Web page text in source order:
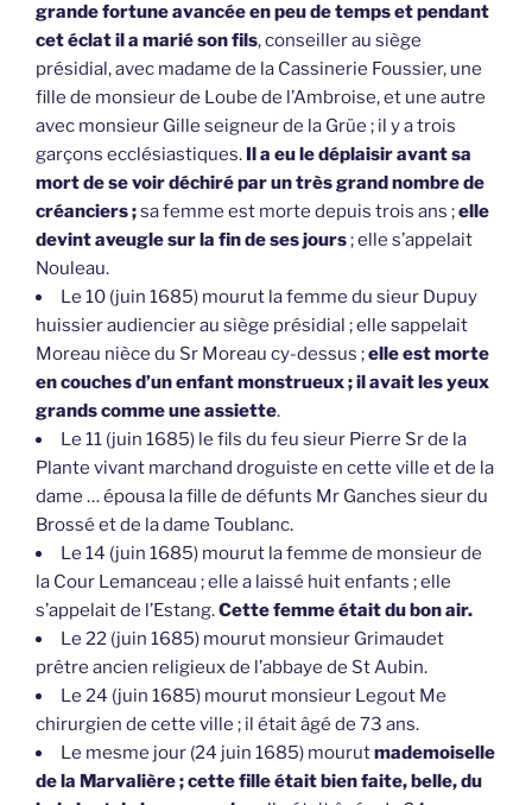
grande fortune avancée en peu de temps et pendant
cet éclat il a marié son fils, conseiller au siège
présidial, avec madame de la Cassinerie Foussier, une
fille de monsieur de Loube de l’Ambroise, et une autre
avec monsieur Gille seigneur de la Grüe ; il y a trois
garçons ecclésiastiques. Il a eu le déplaisir avant sa
mort de se voir déchiré par un très grand nombre de
créanciers ;sa femme est morte depuis trois ans ;elle
devint aveugle sur la fin de ses jours; elle s’appelait
Nouleau.
Le 10 (juin 1685) mourut la femme du sieur Dupuy
huissier audiencier au siège présidial ; elle sappelait
Moreau nièce du Sr Moreau cy-dessus ;elle est morte
en couches d’un enfant monstrueux ; il avait les yeux
grands comme une assiette.
Le 11 (juin 1685) le fils du feu sieur Pierre Sr de la
Plante vivant marchand droguiste en cette ville et de la
dame … épousa la fille de défunts Mr Ganches sieur du
Brossé et de la dame Toublanc.
Le 14 (juin 1685) mourut la femme de monsieur de
la Cour Lemanceau ; elle a laissé huit enfants ; elle
s’appelait de l’Estang.Cette femme était du bon air.
Le 22 (juin 1685) mourut monsieur Grimaudet
prêtre ancien religieux de l’abbaye de St Aubin.
Le 24 (juin 1685) mourut monsieur Legout Me
chirurgien de cette ville ; il était âgé de 73 ans.
Le mesme jour (24 juin 1685) mourutmademoiselle
de la Marvalière ; cette fille était bien faite, belle, du